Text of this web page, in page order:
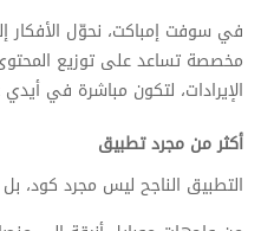
مخصصة تساعد على توزيع
الإيرادات، لتكون مباشرة في
أكثر من مجرد تطبيق
التطبيق الناجح ليس مجرد كود،